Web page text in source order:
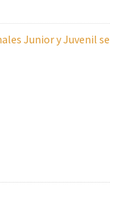
Junior y Juvenil se